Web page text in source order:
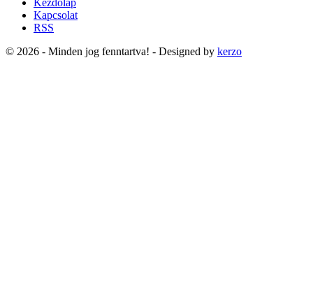
Kezdőlap
Kapcsolat
RSS
© 2026 - Minden jog fenntartva! - Designed by kerzo